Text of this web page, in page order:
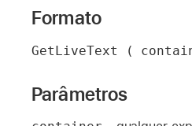
Formato
GetLiveText (
Parâmetros